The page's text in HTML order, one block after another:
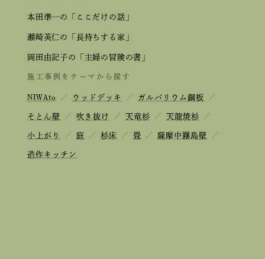
本田準一の「ここだけの話」
瀬崎英仁の「長持ちする家」
岡田由記子の「主婦の冒険の書」
施工事例をテーマから探す
NIWAto ／ ウッドデッキ ／ ガルバリウム鋼板 ／
そとん壁 ／ 吹き抜け ／ 天竜杉 ／ 天龍焼杉 ／
小上がり ／ 庭 ／ 杉床 ／ 畳 ／ 薩摩中霧島壁 ／
造作キッチン